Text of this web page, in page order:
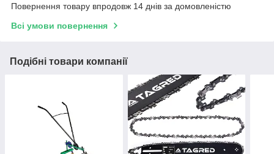
Повернення товару впродовж 14 днів за домовленістю
Всі умови повернення
Подібні товари компанії